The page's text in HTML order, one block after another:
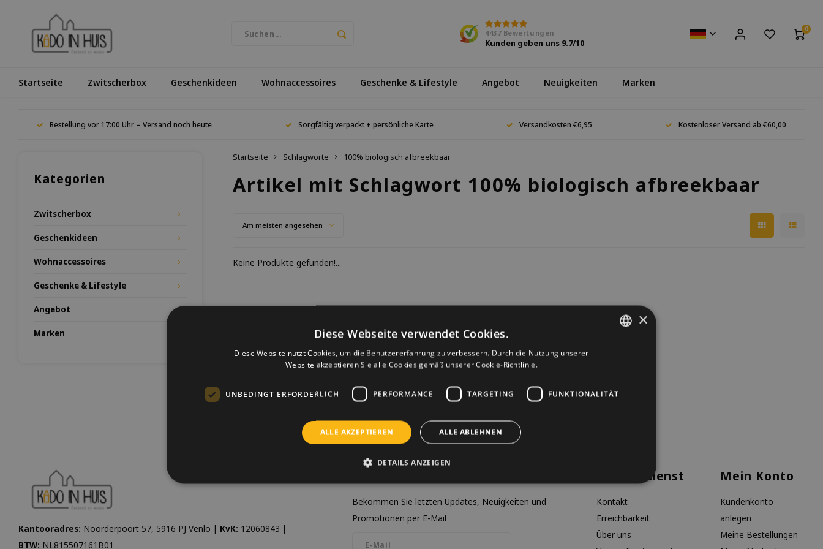
4437Bewertungen
Kunden geben uns 9.7/10
0
Startseite Zwitscherbox Geschenkideen Wohnaccessoires Geschenke & Lifestyle Angebot Neuigkeiten Marken
Bestellung vor 17:00 Uhr = Versand noch heute Sorgfältig verpackt + persönliche Karte Versandkosten €6,95 Kostenloser Versand ab €60,00
Kategorien
Zwitscherbox
Geschenkideen
Wohnaccessoires
Geschenke & Lifestyle
Angebot
Marken
Startseite Schlagworte 100% biologisch afbreekbaar
Artikel mit Schlagwort 100% biologisch afbreekbaar
Am meisten angesehen
Keine Produkte gefunden!...
Kantooradres: Noorderpoort 57, 5916 PJ Venlo | KvK: 12060843 |
BTW: NL815507161B01
Bekommen Sie letzten Updates, Neuigkeiten und
Promotionen per E-Mail
Kundendienst
Kontakt
Erreichbarkeit
Über uns
Mein Konto
Kundenkonto
anlegen
Meine Bestellungen
ENGLISH
×
Diese Webseite verwendet Cookies.
Diese Website nutzt Cookies, um die Benutzererfahrung zu verbessern. Durch die Nutzung unserer
Website akzeptieren Sie alle Cookies gemäß unserer Cookie-Richtlinie.
UNBEDINGT ERFORDERLICH PERFORMANCE TARGETING FUNKTIONALITÄT
ALLE AKZEPTIEREN ALLE ABLEHNEN
DETAILS ANZEIGEN